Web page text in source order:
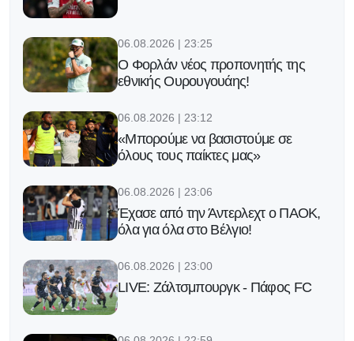
06.08.2026 | 23:25
Ο Φορλάν νέος προπονητής της
εθνικής Ουρουγουάης!
06.08.2026 | 23:12
«Μπορούμε να βασιστούμε σε
όλους τους παίκτες μας»
06.08.2026 | 23:06
Έχασε από την Άντερλεχτ ο ΠΑΟΚ,
όλα για όλα στο Βέλγιο!
06.08.2026 | 23:00
LIVE: Ζάλτσμπουργκ - Πάφος FC